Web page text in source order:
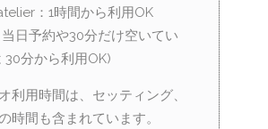
：1時間から利用OK
日予約や30分だけ空いてい
30分から利用OK)
利用時間は、セッティング、
時間も含まれています。